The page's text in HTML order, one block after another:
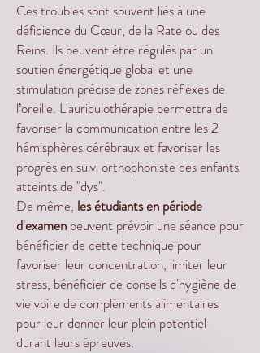
Ces troubles sont souvent liés à une
déficience du Cœur, de la Rate ou des
Reins. Ils peuvent être régulés par un
soutien énergétique global et une
stimulation précise de zones réflexes de
l’oreille. L'auriculothérapie permettra de
favoriser la communication entre les 2
hémisphères cérébraux et favoriser les
progrès en suivi orthophoniste des enfants
atteints de "dys".
De même, les étudiants en période
d'examen peuvent prévoir une séance pour
bénéficier de cette technique pour
favoriser leur concentration, limiter leur
stress, bénéficier de conseils d'hygiène de
vie voire de compléments alimentaires
pour leur donner leur plein potentiel
durant leurs épreuves.